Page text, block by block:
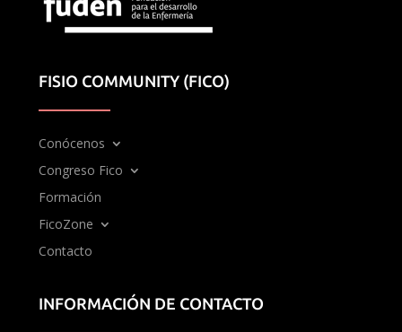
FISIO COMMUNITY (FICO)
Conócenos
Congreso Fico
Formación
FicoZone
Contacto
INFORMACIÓN DE CONTACTO